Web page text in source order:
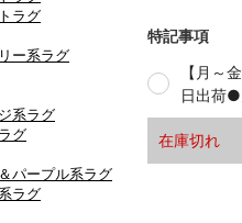
ラグ
ー系ラグ
系ラグ
グ
パープル系ラグ
ラグ
特記事項
【月～
日出荷●
在庫切れ